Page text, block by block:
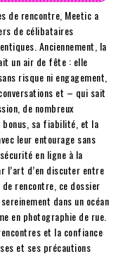
de rencontre, Meetic a
de célibataires
Anciennement, la
un air de fête : elle
risque ni engagement,
et – qui sait
de nombreux
sa fiabilité, et la
leur entourage sans
en ligne à la
l’art d’en discuter entre
rencontre, ce dossier
dans un océan
en photographie de rue.
et la confiance
et ses précautions